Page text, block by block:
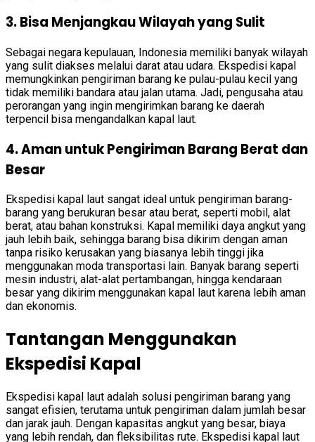
3. Bisa Menjangkau Wilayah yang Sulit
Sebagai negara kepulauan, Indonesia memiliki banyak wilayah
yang sulit diakses melalui darat atau udara. Ekspedisi kapal
memungkinkan pengiriman barang ke pulau-pulau kecil yang
tidak memiliki bandara atau jalan utama. Jadi, pengusaha atau
perorangan yang ingin mengirimkan barang ke daerah
terpencil bisa mengandalkan kapal laut.
4. Aman untuk Pengiriman Barang Berat dan
Besar
Ekspedisi kapal laut sangat ideal untuk pengiriman barang-
barang yang berukuran besar atau berat, seperti mobil, alat
berat, atau bahan konstruksi. Kapal memiliki daya angkut yang
jauh lebih baik, sehingga barang bisa dikirim dengan aman
tanpa risiko kerusakan yang biasanya lebih tinggi jika
menggunakan moda transportasi lain. Banyak barang seperti
mesin industri, alat-alat pertambangan, hingga kendaraan
besar yang dikirim menggunakan kapal laut karena lebih aman
dan ekonomis.
Tantangan Menggunakan
Ekspedisi Kapal
Ekspedisi kapal laut adalah solusi pengiriman barang yang
sangat efisien, terutama untuk pengiriman dalam jumlah besar
dan jarak jauh. Dengan kapasitas angkut yang besar, biaya
yang lebih rendah, dan fleksibilitas rute. Ekspedisi kapal laut